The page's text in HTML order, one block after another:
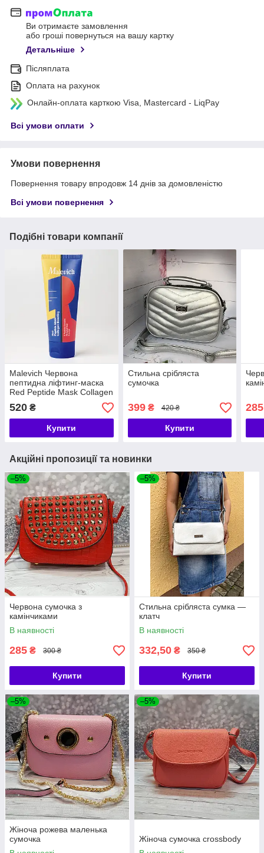
Ви отримаєте замовлення
або гроші повернуться на вашу картку
Детальніше
Післяплата
Оплата на рахунок
Онлайн-оплата карткою Visa, Mastercard - LiqPay
Всі умови оплати
Умови повернення
Повернення товару впродовж 14 днів за домовленістю
Всі умови повернення
Подібні товари компанії
Malevich Червона
пептидна ліфтинг-маска
Red Peptide Mask Collagen
520 ₴
Купити
Стильна срібляста
сумочка
399₴ 420 ₴
Купити
285
Акційні пропозиції та новинки
–5%
Червона сумочка з
камінчиками
В наявності
285 ₴ 300 ₴
Купити
–5%
Стильна срібляста сумка —
клатч
В наявності
332,50 ₴ 350 ₴
Купити
–5%
Жіноча рожева маленька
сумочка
–5%
Жіноча сумочка crossbody